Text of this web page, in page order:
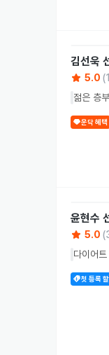
김선욱
5.0 (
젊은 층
운닥 혜택
윤현수
5.0 (
다이어
첫 등록